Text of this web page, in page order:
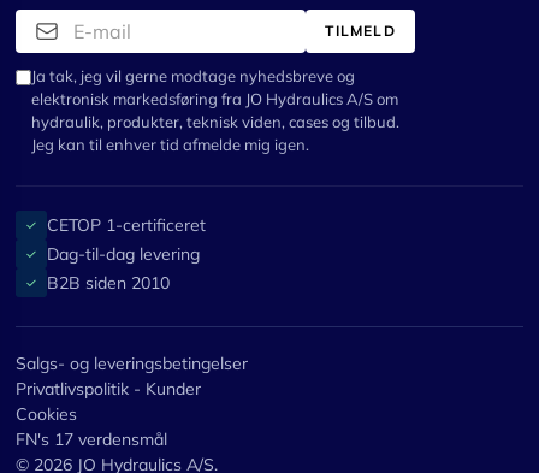
TILMELD
Ja tak, jeg vil gerne modtage nyhedsbreve og
elektronisk markedsføring fra JO Hydraulics A/S om
hydraulik, produkter, teknisk viden, cases og tilbud.
Jeg kan til enhver tid afmelde mig igen.
✓ CETOP 1-certificeret
✓ Dag-til-dag levering
✓ B2B siden 2010
© 2026 JO Hydraulics A/S.
Salgs- og leveringsbetingelser
Privatlivspolitik - Kunder
Cookies
FN's 17 verdensmål